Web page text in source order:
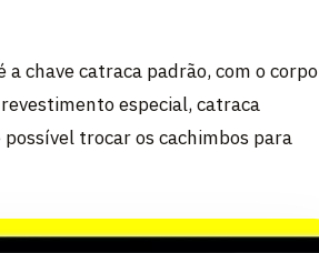
chave catraca padrão, com o corpo
especial, catraca
trocar os cachimbos para